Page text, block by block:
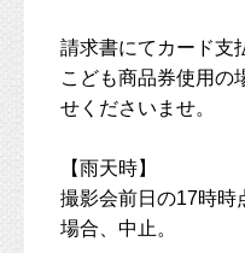
請求書にてカード支
こども商品券使用の
せくださいませ。
【雨天時】
撮影会前日の17時時
場合、中止。